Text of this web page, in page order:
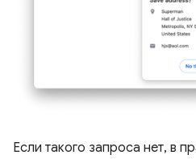
Если такого запроса нет, в